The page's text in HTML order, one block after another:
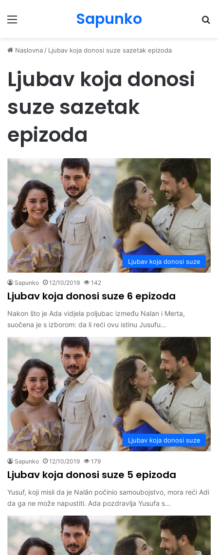
Menu Sapunko
Naslovna / Ljubav koja donosi suze sazetak epizoda
Ljubav koja donosi
suze sazetak
epizoda
Ljubav koja donosi suze
Sapunko 12/10/2019 142
Ljubav koja donosi suze 6 epizoda
Nakon što je Ada vidjela poljubac između Nalan i Merta,
suočena je s izborom: da li reći ovu istinu Jusufu…
Ljubav koja donosi suze
Sapunko 12/10/2019 179
Ljubav koja donosi suze 5 epizoda
Yusuf, koji misli da je Nalân počinio samoubojstvo, mora reći Adi
da ga ne može napustiti. Ada pozdravlja Yusufa s…